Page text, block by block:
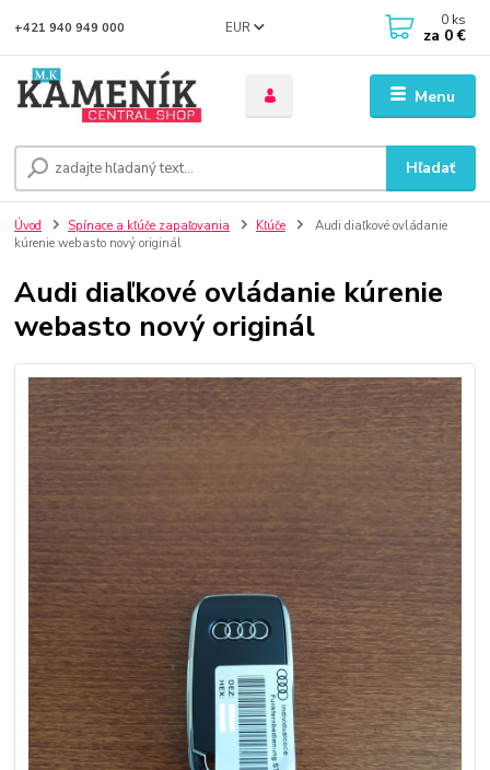
Menu
EUR
Hľadať
+421 940 949 000 0 ks
za 0 €
Úvod Spínace a kľúče zapaľovania Kľúče
Audi diaľkové ovládanie
kúrenie webasto nový originál
Audi diaľkové ovládanie kúrenie
webasto nový originál